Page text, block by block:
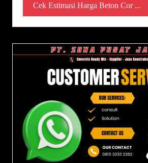
Cek Estimasi Harga Beton Cor ...